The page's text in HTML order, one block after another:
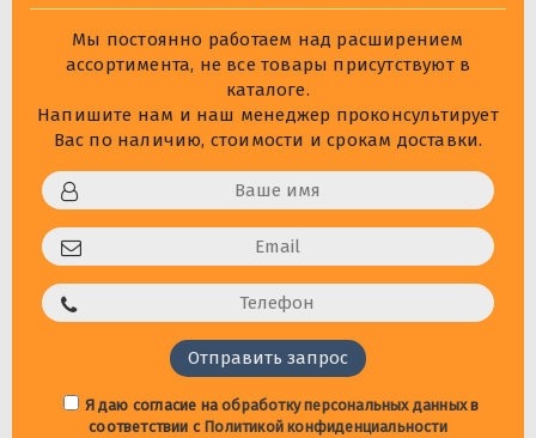
Мы постоянно работаем над расширением
ассортимента, не все товары присутствуют в
каталоге.
Напишите нам и наш менеджер проконсультирует
Вас по наличию, стоимости и срокам доставки.
Я даю согласие наобработку персональных данныхв
соответствии с Политикой конфиденциальности